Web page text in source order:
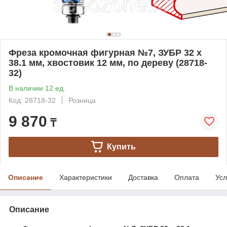
Фреза кромочная фигурная №7, ЗУБР 32 x
38.1 мм, хвостовик 12 мм, по дереву (28718-
32)
В наличии 12 ед.
Код: 28718-32
Розница
9 870 ₸
Купить
Описание Характеристики Доставка Оплата
Описание